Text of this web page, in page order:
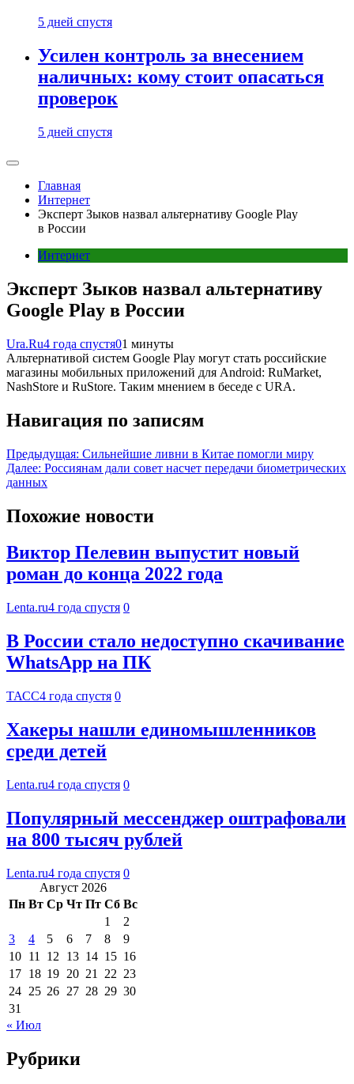
5 дней спустя
Усилен контроль за внесением
наличных: кому стоит опасаться
проверок
5 дней спустя
Главная
Интернет
Эксперт Зыков назвал альтернативу Google Play
в России
Интернет
Эксперт Зыков назвал альтернативу
Google Play в России
Ura.Ru4 года спустя01 минуты
Альтернативой систем Google Play могут стать российские
магазины мобильных приложений для Android: RuMarket,
NashStore и RuStore. Таким мнением в беседе с URA.
Навигация по записям
Предыдущая: Сильнейшие ливни в Китае помогли миру
Далее: Россиянам дали совет насчет передачи биометрических
данных
Похожие новости
Виктор Пелевин выпустит новый
роман до конца 2022 года
Lenta.ru4 года спустя 0
В России стало недоступно скачивание
WhatsApp на ПК
ТАСС4 года спустя 0
Хакеры нашли единомышленников
среди детей
Lenta.ru4 года спустя 0
Популярный мессенджер оштрафовали
на 800 тысяч рублей
Lenta.ru4 года спустя 0
Август 2026
Пн Вт Ср Чт Пт Сб Вс
1
2
3
4 5 6 7 8
9
10 11 12 13 14 15 16
17 18 19 20 21 22 23
24 25 26 27 28 29 30
31
« Июл
Рубрики